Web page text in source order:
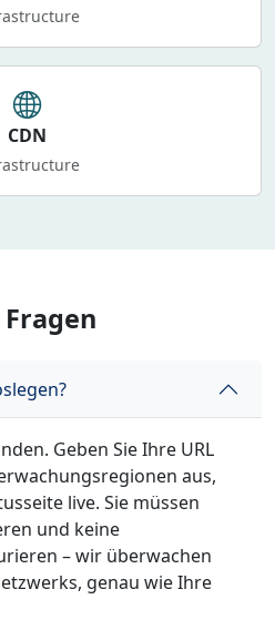
CDN
Geben Sie Ihre URL
aus,
live. Sie müssen
und keine
– wir überwachen
genau wie Ihre